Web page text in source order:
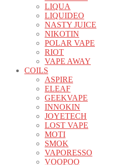
LIQUA
LIQUIDEO
NASTY JUICE
NIKOTIN
POLAR VAPE
RIOT
VAPE AWAY
COILS
ASPIRE
ELEAF
GEEKVAPE
INNOKIN
JOYETECH
LOST VAPE
MOTI
SMOK
VAPORESSO
VOOPOO